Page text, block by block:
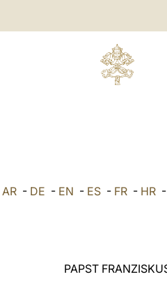
AR- DE - EN - ES- FR- HR-
PAPST